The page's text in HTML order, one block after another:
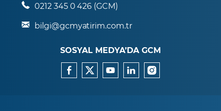
0212 345 0 426 (GCM)
bilgi@gcmyatirim.com.tr
SOSYAL MEDYA’DA GCM